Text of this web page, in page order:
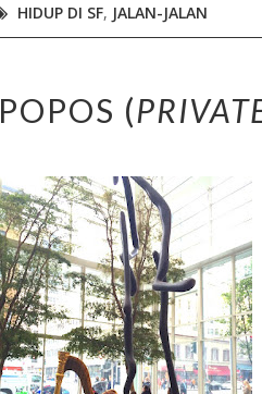
HIDUP DI SF, JALAN-JALAN
POPOS (